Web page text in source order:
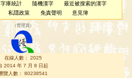
字庫統計 隨機漢字
最近被搜索的漢字
私隱政策 免責聲明 意見簿
（管理員 ）
在線人數： 2025
2014 年 7 月 8 日起
覽人數： 80238541